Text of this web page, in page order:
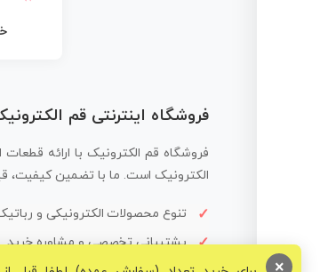
فروشگاه اینترنتی قم
فروشگاه قم الکترونیک با ارائه
الکترونیک است. ما با تضمین کیفیت،
تنوع محصولات الکترونیکی و
پشتیبانی تخصصی و مشاوره خرید